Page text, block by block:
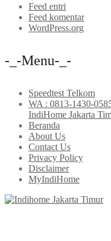
Feed entri
Feed komentar
WordPress.org
-_-Menu-_-
Speedtest Telkom
WA : 0813-1430-
IndiHome Jakarta
Beranda
About Us
Contact Us
Privacy Policy
Disclaimer
MyIndiHome